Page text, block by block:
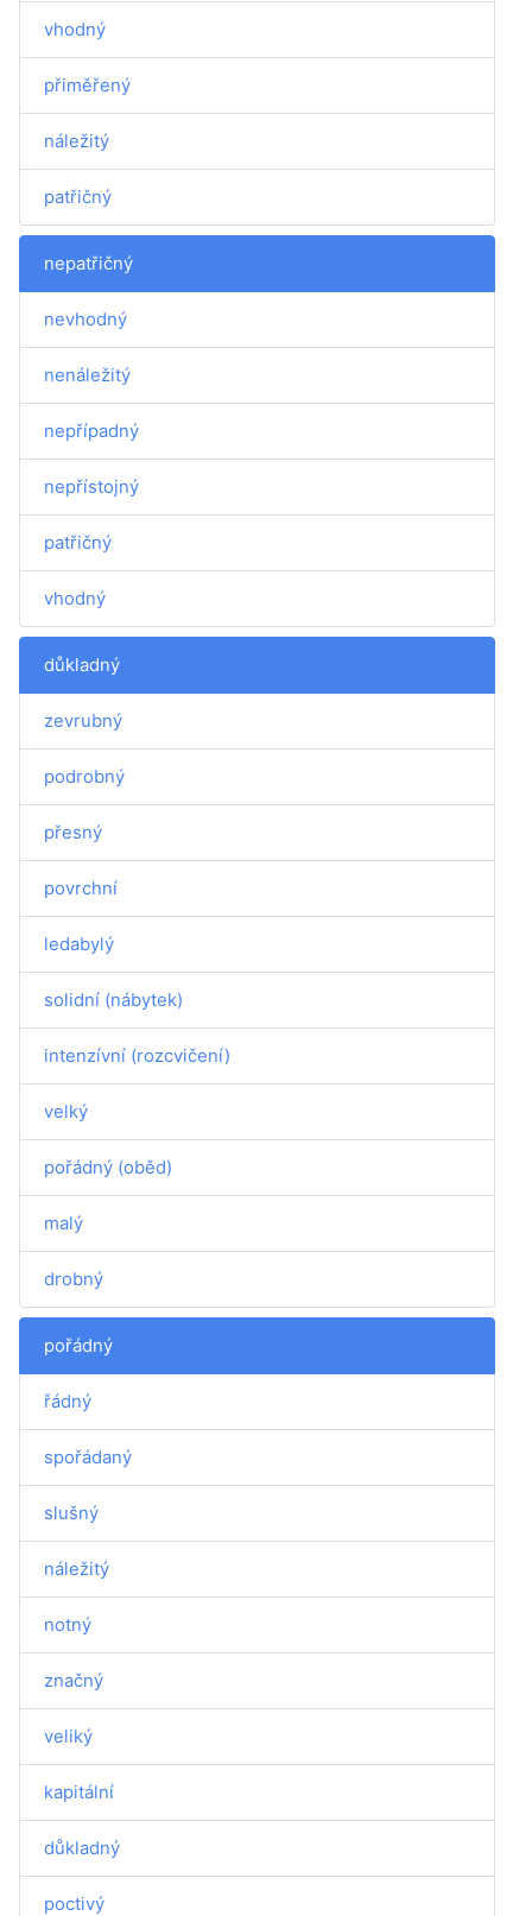
vhodný
přiměřený
náležitý
patřičný
nepatřičný
nevhodný
nenáležitý
nepřípadný
nepřístojný
patřičný
vhodný
důkladný
zevrubný
podrobný
přesný
povrchní
ledabylý
solidní (nábytek)
intenzívní (rozcvičení)
velký
pořádný (oběd)
malý
drobný
pořádný
řádný
spořádaný
slušný
náležitý
notný
značný
veliký
kapitální
důkladný
poctivý